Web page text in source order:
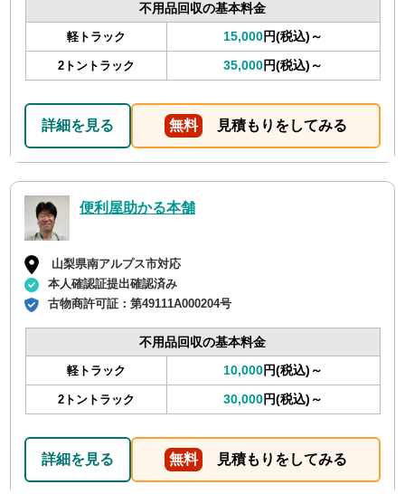
不用品回収の基本料金
軽トラック 15,000円(税込)～
2トントラック 35,000円(税込)～
詳細を見る 無料 見積もりをしてみる
便利屋助かる本舗
山梨県南アルプス市対応
本人確認証提出確認済み
古物商許可証：第49111A000204号
不用品回収の基本料金
軽トラック 10,000円(税込)～
2トントラック 30,000円(税込)～
詳細を見る 無料 見積もりをしてみる